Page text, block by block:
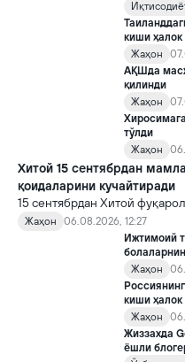
хавотирларни ҳам
киши ҳалок
Жаҳон
АҚШда
қилинди
Жаҳон
тўлди
Жаҳон
Хитой 15 сентябрдан
қоидаларини кучайтиради
15 сентябрдан Хитой
хорижликлар учун эса
қоидалар кучга киради.
Жаҳон
06.08.2026, 12:27
Ижтимоий
Жаҳон
киши ҳалок
Жаҳон
Жиззахда
ёшли